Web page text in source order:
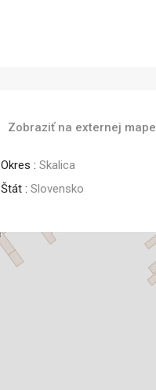
Zobraziť na externej mape
Okres : Skalica
Štát : Slovensko
Predaj